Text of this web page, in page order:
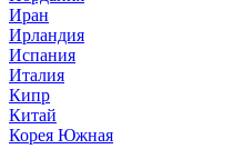
Иран
Ирландия
Испания
Италия
Кипр
Китай
Корея Южная